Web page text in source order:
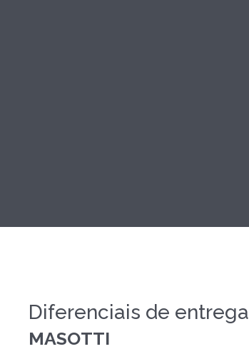
Diferenciais de entrega
MASOTTI
Chuveiro com aquecedor a
gás